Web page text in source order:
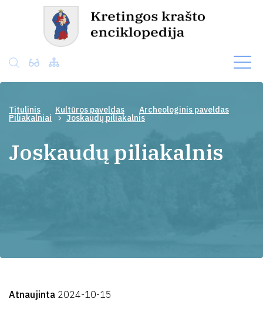
Titulinis Kultūros paveldas Archeologinis paveldas
Piliakalniai Joskaudų piliakalnis
Joskaudų piliakalnis
Atnaujinta 2024-10-15